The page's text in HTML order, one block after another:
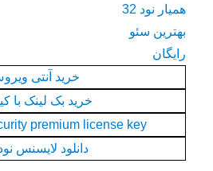
همیار نود 32
بهترین سئو
رایگان
خرید آنتی
خرید بک لینک با
premium license key
دانلود لایسنس نود